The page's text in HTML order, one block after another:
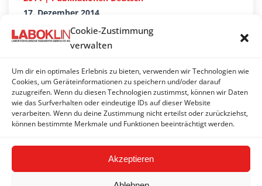
Cookie-Zustimmung
verwalten
Um dir ein optimales Erlebnis zu bieten, verwenden wir Technologien wie
Cookies, um Geräteinformationen zu speichern und/oder darauf
zuzugreifen. Wenn du diesen Technologien zustimmst, können wir Daten
wie das Surfverhalten oder eindeutige IDs auf dieser Website
verarbeiten. Wenn du deine Zustimmung nicht erteilst oder zurückziehst,
können bestimmte Merkmale und Funktionen beeinträchtigt werden.
Akzeptieren
17. Dezember 2014
2013 | Publikationen Deutsch
20. Dezember 2013
2012 | Publikationen Deutsch
22. Dezember 2012
2011 | Publikationen Deutsch
27. Dezember 2011